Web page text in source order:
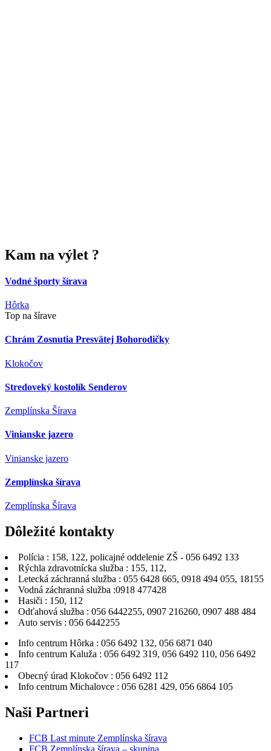
Kam na výlet ?
Vodné športy šírava
Hôrka
Top na šírave
Chrám Zosnutia Presvätej Bohorodičky
Klokočov
Stredoveký kostolík Senderov
Zemplínska Šírava
Vinianske jazero
Vinianske jazero
Zemplínska šírava
Zemplínska Šírava
Dôležité kontakty
Polícia : 158, 122, policajné oddelenie ZŠ - 056 6492 133
Rýchla zdravotnícka služba : 155, 112,
Letecká záchranná služba : 055 6428 665, 0918 494 055, 18155
Vodná záchranná služba :0918 477428
Hasiči : 150, 112
Odťahová služba : 056 6442255, 0907 216260, 0907 488 484
Auto servis : 056 6442255
Info centrum Hôrka : 056 6492 132, 056 6871 040
Info centrum Kaluža : 056 6492 319, 056 6492 110, 056 6492
117
Obecný úrad Klokočov : 056 6492 112
Info centrum Michalovce : 056 6281 429, 056 6864 105
Naši Partneri
FCB Last minute Zemplínska šírava
FCB Zemplínska šírava – skupina